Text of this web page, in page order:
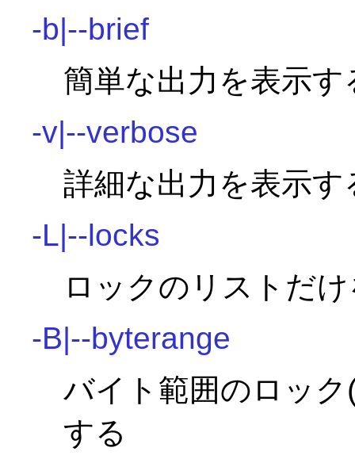
-b|--brief
簡単な出力を表示す
-v|--verbose
詳細な出力を表示す
-L|--locks
ロックのリストだ
-B|--byterange
バイト範囲のロッ
する